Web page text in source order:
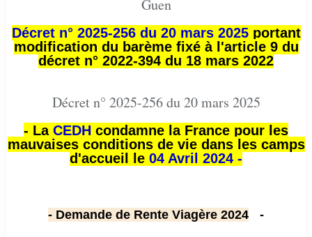
Guen
Décret n° 2025-256 du 20 mars 2025portant
modification du barème fixé à l'article 9 du
décret n° 2022-394 du 18 mars 2022
Décret n° 2025-256 du 20 mars 2025
- La CEDH condamne la France pour les
mauvaises conditions de vie dans les camps
d'accueil le 04 Avril 2024 -
- Demande de Rente Viagère 2024 -